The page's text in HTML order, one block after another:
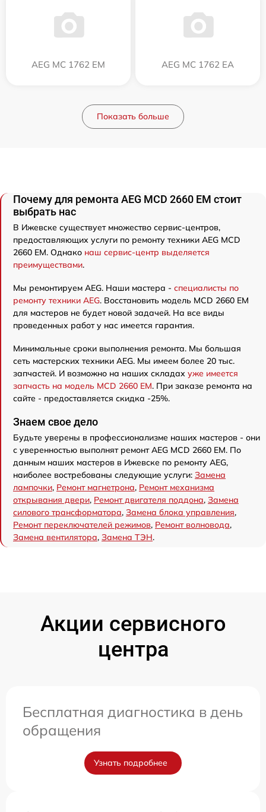
AEG MC 1762 EM AEG MC 1762 EA
Показать больше
Почему для ремонта AEG MCD 2660 EM стоит
выбрать нас
В Ижевске существует множество сервис-центров,
предоставляющих услуги по ремонту техники AEG MCD
2660 EM. Однако наш сервис-центр выделяется
преимуществами.
Мы ремонтируем AEG. Наши мастера - специалисты по
ремонту техники AEG. Восстановить модель MCD 2660 EM
для мастеров не будет новой задачей. На все виды
проведенных работ у нас имеется гарантия.
Минимальные сроки выполнения ремонта. Мы большая
сеть мастерских техники AEG. Мы имеем более 20 тыс.
запчастей. И возможно на наших складах уже имеется
запчасть на модель MCD 2660 EM. При заказе ремонта на
сайте - предоставляется скидка -25%.
Знаем свое дело
Будьте уверены в профессионализме наших мастеров - они
с уверенностью выполнят ремонт AEG MCD 2660 EM. По
данным наших мастеров в Ижевске по ремонту AEG,
наиболее востребованы следующие услуги: Замена
лампочки, Ремонт магнетрона, Ремонт механизма
открывания двери, Ремонт двигателя поддона, Замена
силового трансформатора, Замена блока управления,
Ремонт переключателей режимов, Ремонт волновода,
Замена вентилятора, Замена ТЭН.
Акции сервисного
центра
Бесплатная диагностика в день
обращения
Узнать подробнее